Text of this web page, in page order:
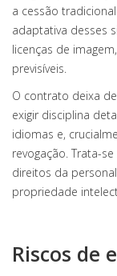
a cessão
adaptativa desses
licenças de
previsíveis.
O contrato deixa
exigir disciplina
idiomas e,
revogação. Trata-
direitos da
propriedade
Riscos de